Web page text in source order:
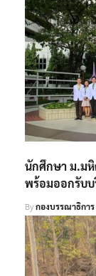
นักศึกษา ม.ม
พร้อมออกรับบ
Byกองบรรณาธิการ